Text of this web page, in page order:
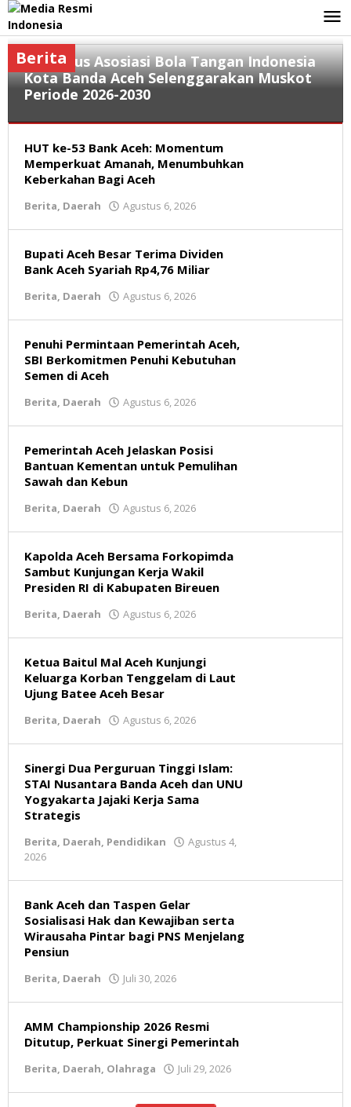
Lewati
ke
konten
Pengurus Asosiasi Bola Tangan Indonesia
Kota Banda Aceh Selenggarakan Muskot
Periode 2026-2030
Daerah,
Olahraga
Redaksi
Berita
HUT ke-53 Bank Aceh: Momentum
Memperkuat Amanah, Menumbuhkan
Keberkahan Bagi Aceh
Berita, Daerah Agustus 6, 2026
Bupati Aceh Besar Terima Dividen
Bank Aceh Syariah Rp4,76 Miliar
Berita, Daerah Agustus 6, 2026
Penuhi Permintaan Pemerintah Aceh,
SBI Berkomitmen Penuhi Kebutuhan
Semen di Aceh
Berita, Daerah Agustus 6, 2026
Pemerintah Aceh Jelaskan Posisi
Bantuan Kementan untuk Pemulihan
Sawah dan Kebun
Berita, Daerah Agustus 6, 2026
Kapolda Aceh Bersama Forkopimda
Sambut Kunjungan Kerja Wakil
Presiden RI di Kabupaten Bireuen
Berita, Daerah Agustus 6, 2026
Ketua Baitul Mal Aceh Kunjungi
Keluarga Korban Tenggelam di Laut
Ujung Batee Aceh Besar
Berita, Daerah Agustus 6, 2026
Sinergi Dua Perguruan Tinggi Islam:
STAI Nusantara Banda Aceh dan UNU
Yogyakarta Jajaki Kerja Sama
Strategis
Berita, Daerah, Pendidikan
Agustus 4,
2026
Bank Aceh dan Taspen Gelar
Sosialisasi Hak dan Kewajiban serta
Wirausaha Pintar bagi PNS Menjelang
Pensiun
Berita, Daerah Juli 30, 2026
AMM Championship 2026 Resmi
Ditutup, Perkuat Sinergi Pemerintah
Berita, Daerah, Olahraga Juli 29, 2026